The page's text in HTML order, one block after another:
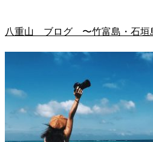
八重山 ブログ 〜竹富島・石垣